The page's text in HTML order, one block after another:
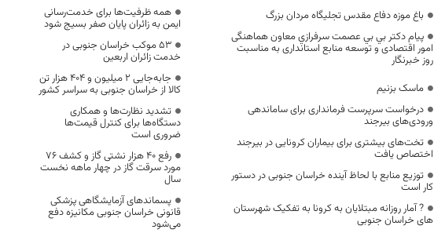
باغ موزه دفاع مقدس تجلیگاه مردان بزرگ
پيام دکتر بي بي عصمت سرفرازي معاون هماهنگی
امور اقتصادی و توسعه منابع استانداری به مناسبت
روز خبرنگار
ماسک بزنیم
درخواست سرپرست فرمانداری برای ساماندهی
ورودی‌های بیرجند
تخت‌های بیشتری برای بیماران کرونایی در بیرجند
اختصاص یافت
توزیع منابع با لحاظ آینده خراسان جنوبی در دستور
کار است
? آمار روزانه مبتلایان به کرونا به تفکیک شهرستان
های خراسان جنوبی
همه ظرفیت‌ها برای خدمت‌رسانی
ایمن به زائران پایان صفر بسیج شود
53 موکب خراسان جنوبی در
خدمت زائران اربعین
جابه‌جایی 2 میلیون و 404 هزار تن
کالا از خراسان جنوبی به سراسر کشور
تشدید نظارت‌ها و همکاری
دستگاه‌ها برای کنترل قیمت‌ها
ضروری است
رفع 40 هزار نشتی گاز و کشف 76
مورد سرقت گاز در چهار ماهه نخست
سال
پسماندهای آزمایشگاهی پزشکی
قانونی خراسان جنوبی مکانیزه دفع
می‌شود